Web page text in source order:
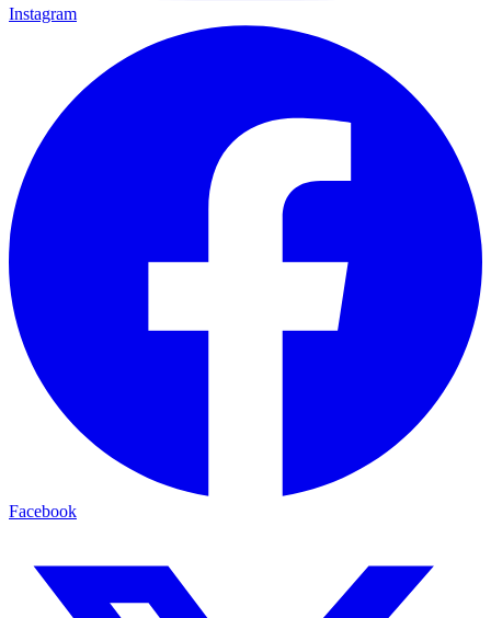
Instagram
Facebook